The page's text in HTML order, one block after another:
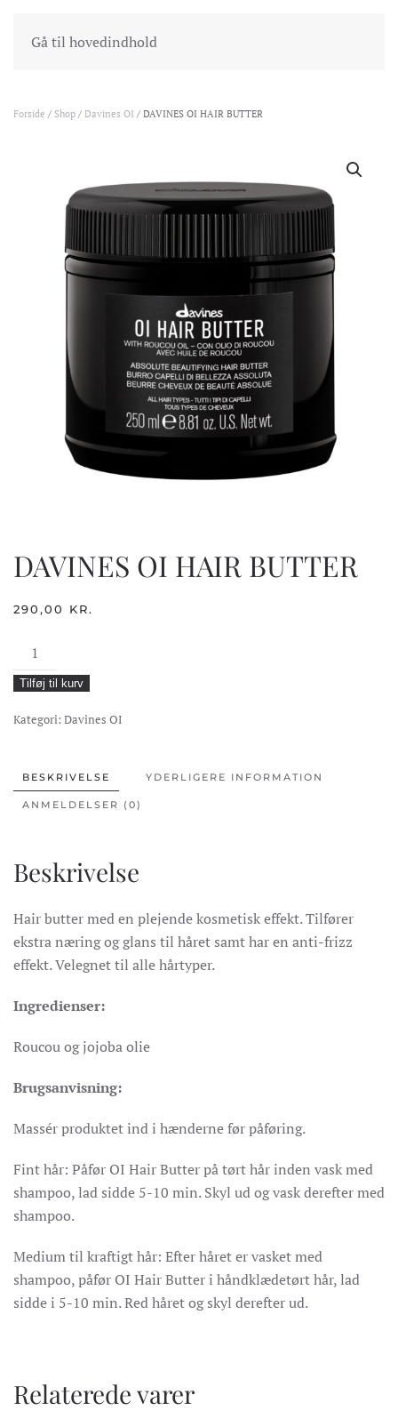
Gå til hovedindholdINDKØBSKURV
Forside / Shop / Davines OI / DAVINES OI HAIR BUTTER
DAVINES OI HAIR BUTTER
290,00 KR.
DAVINES
OI
HAIR
BUTTER
Tilføj til kurv
Kategori: Davines OI
BESKRIVELSE YDERLIGERE INFORMATION
ANMELDELSER (0)
Beskrivelse
Hair butter med en plejende kosmetisk effekt. Tilfører
ekstra næring og glans til håret samt har en anti-frizz
effekt. Velegnet til alle hårtyper.
Ingredienser:
Roucou og jojoba olie
Brugsanvisning:
Massér produktet ind i hænderne før påføring.
Fint hår: Påfør OI Hair Butter på tørt hår inden vask med
shampoo, lad sidde 5-10 min. Skyl ud og vask derefter med
shampoo.
Medium til kraftigt hår: Efter håret er vasket med
shampoo, påfør OI Hair Butter i håndklædetørt hår, lad
sidde i 5-10 min. Red håret og skyl derefter ud.
Relaterede varer